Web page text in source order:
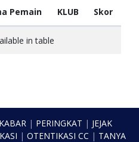
Pemain KLUB Skor
in table
KABAR| PERINGKAT | JEJAK
| OTENTIKASI CC | TANYA